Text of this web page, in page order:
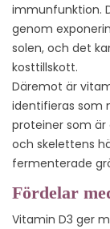
immunfunktion.
genom
solen, och det
kosttillskott.
Däremot är
identifieras som
proteiner som är
och skelettens
fermenterade
Fördelar
Vitamin D3 ger